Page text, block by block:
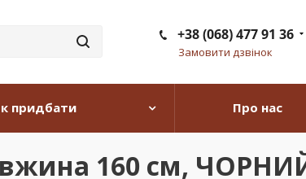
+38 (068) 477 91 36
Замовити дзвінок
придбати Про нас
160 см,